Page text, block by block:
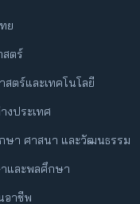
ย
ตร์
สตร์และเทคโนโลยี
งประเทศ
ษา ศาสนา และวัฒนธรรม
และพลศึกษา
อาชีพ